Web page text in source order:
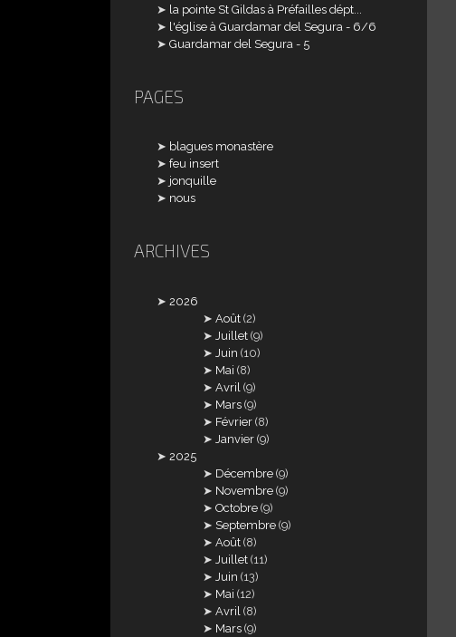
la pointe St Gildas à Préfailles dépt...
l'église à Guardamar del Segura - 6/6
Guardamar del Segura - 5
PAGES
blagues monastère
feu insert
jonquille
nous
ARCHIVES
2026
Août (2)
Juillet (9)
Juin (10)
Mai (8)
Avril (9)
Mars (9)
Février (8)
Janvier (9)
2025
Décembre (9)
Novembre (9)
Octobre (9)
Septembre (9)
Août (8)
Juillet (11)
Juin (13)
Mai (12)
Avril (8)
Mars (9)